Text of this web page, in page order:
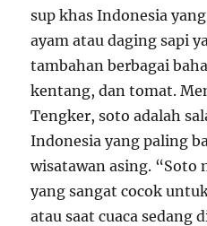
sup khas Indonesia
ayam atau daging sapi
tambahan berbagai
kentang, dan tomat.
Tengker, soto adalah
Indonesia yang paling
wisatawan asing. “Soto
yang sangat cocok
atau saat cuaca sedang